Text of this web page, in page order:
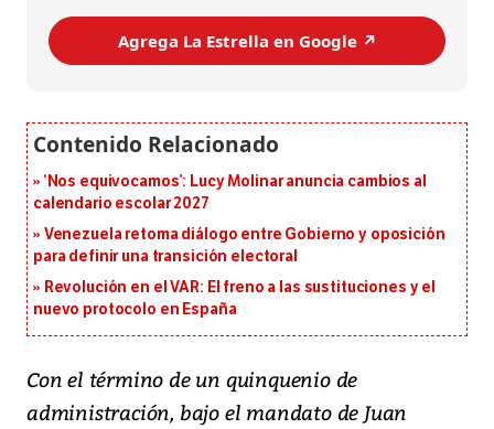
Agrega La Estrella en Google ↗️
‘Nos equivocamos’: Lucy Molinar anuncia cambios al
calendario escolar 2027
Venezuela retoma diálogo entre Gobierno y oposición
para definir una transición electoral
Revolución en el VAR: El freno a las sustituciones y el
nuevo protocolo en España
Con el término de un quinquenio de
administración, bajo el mandato de Juan